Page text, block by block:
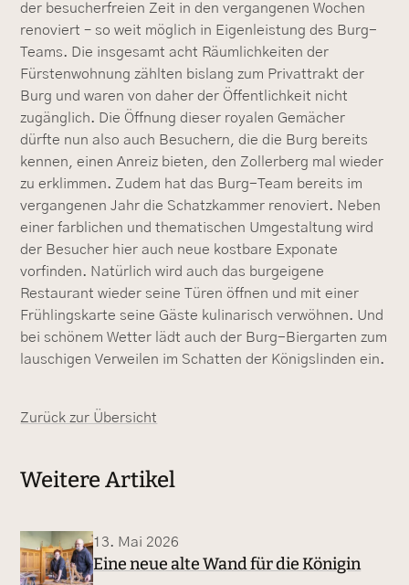
der besucherfreien Zeit in den vergangenen Wochen
renoviert – so weit möglich in Eigenleistung des Burg-
Teams. Die insgesamt acht Räumlichkeiten der
Fürstenwohnung zählten bislang zum Privattrakt der
Burg und waren von daher der Öffentlichkeit nicht
zugänglich. Die Öffnung dieser royalen Gemächer
dürfte nun also auch Besuchern, die die Burg bereits
kennen, einen Anreiz bieten, den Zollerberg mal wieder
zu erklimmen. Zudem hat das Burg-Team bereits im
vergangenen Jahr die Schatzkammer renoviert. Neben
einer farblichen und thematischen Umgestaltung wird
der Besucher hier auch neue kostbare Exponate
vorfinden. Natürlich wird auch das burgeigene
Restaurant wieder seine Türen öffnen und mit einer
Frühlingskarte seine Gäste kulinarisch verwöhnen. Und
bei schönem Wetter lädt auch der Burg-Biergarten zum
lauschigen Verweilen im Schatten der Königslinden ein.
Zurück zur Übersicht
Weitere Artikel
13. Mai 2026
Eine neue alte Wand für die Königin